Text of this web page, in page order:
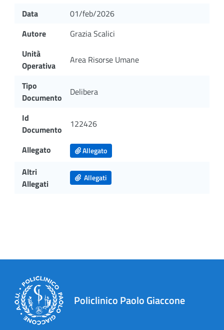
Data
01/feb/2026
Autore
Grazia Scalici
Unità
Operativa
Area Risorse Umane
Tipo
Documento
Delibera
Id
Documento
122426
Allegato Allegato
Altri
Allegati
Allegati
Policlinico Paolo Giaccone